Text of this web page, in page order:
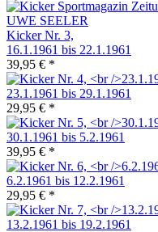
Kicker Nr. 3,
16.1.1961 bis 22.1.1961
39,95 € *
23.1.1961 bis 29.1.1961
29,95 € *
30.1.1961 bis 5.2.1961
39,95 € *
6.2.1961 bis 12.2.1961
29,95 € *
13.2.1961 bis 19.2.1961